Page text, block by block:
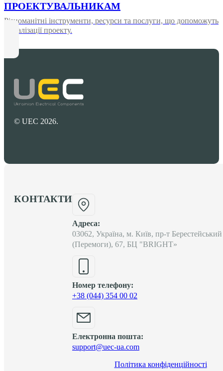
ПРОЕКТУВАЛЬНИКАМ
Різноманітні інструменти, ресурси та послуги, що допоможуть
у реалізації проекту.
© UEC 2026.
КОНТАКТИ
Адреса:
03062, Україна, м. Київ, пр-т Берестейський
(Перемоги), 67, БЦ "BRIGHT»
Номер телефону:
+38 (044) 354 00 02
Електронна пошта:
support@uec-ua.com
Політика конфіденційності